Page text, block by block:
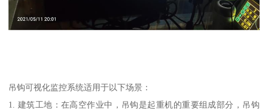
吊钩可视化监控系统适用于以下场景：
1. 建筑工地：在高空作业中，吊钩是起重机的重要组成部分，吊钩